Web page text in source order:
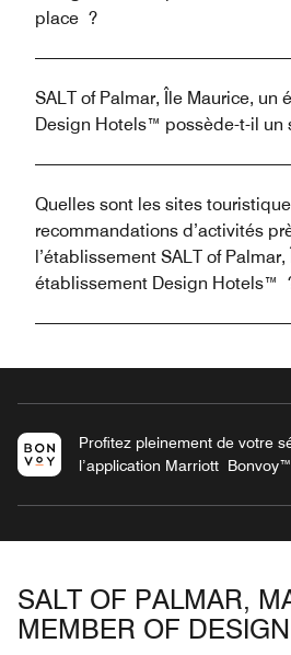
place ?
SALT of Palmar, Île Maurice, un
Design Hotels™ possède-t-il un
Quelles sont les sites
recommandations d’activités
l’établissement SALT of
établissement Design Hotels™
Profitez pleinement de votre
l’application Marriott
SALT OF PALMAR,
MEMBER OF